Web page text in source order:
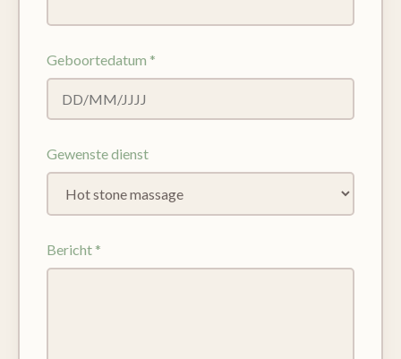
Geboortedatum *
Gewenste dienst
Bericht *